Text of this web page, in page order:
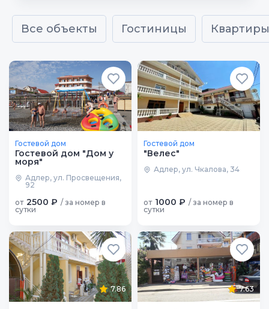
Все объекты Гостиницы Квартиры
Гостевой дом
Гостевой дом "Дом у
моря"
Адлер, ул. Просвещения,
92
от 2500 ₽ / за номер в
сутки
Гостевой дом
"Велес"
Адлер, ул. Чкалова, 34
от 1000 ₽ / за номер в
сутки
7.86 7.63